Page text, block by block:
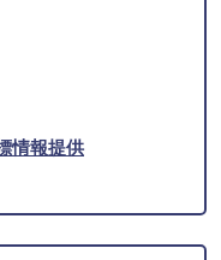
情報提供